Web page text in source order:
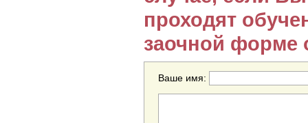
проходят
заочной форме
Ваше имя: